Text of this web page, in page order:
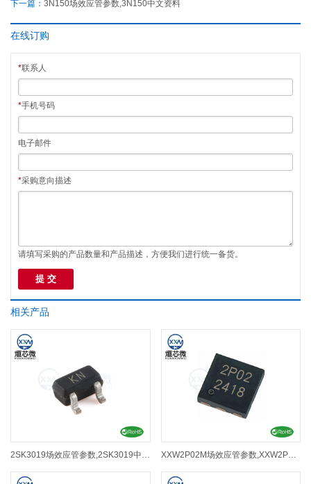
下一篇： 3N150场效应管参数,3N150中文资料
在线订购
*联系人
*手机号码
电子邮件
*采购意向描述
请填写采购的产品数量和产品描述，方便我们进行统一备货。
相关产品
2SK3019场效应管参数,2SK3019中文资料 XXW2P02M场效应管参数,XXW2P02M中文资料